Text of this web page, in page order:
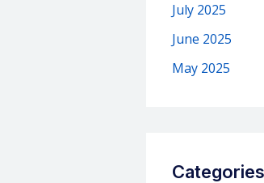
July 2025
June 2025
May 2025
Categories